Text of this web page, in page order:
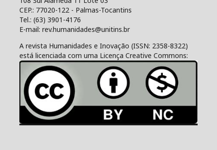
CEP.: 77020-122 - Palmas-Tocantins
Tel.: (63) 3901-4176
E-mail: rev.humanidades@unitins.br
A revista Humanidades e Inovação (ISSN: 2358-8322)
está licenciada com uma Licença Creative Commons: